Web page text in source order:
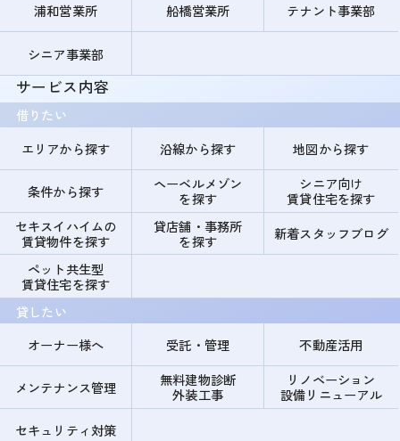
浦和営業所 船橋営業所 テナント事業部
シニア事業部
サービス内容
借りたい
エリアから探す
沿線から探す 地図から探す
条件から探す
ヘーベルメゾン
を探す
シニア向け
賃貸住宅を探す
セキスイハイムの
賃貸物件を探す
貸店舗・事務所
を探す
新着スタッフブログ
ペット共生型
賃貸住宅を探す
貸したい
オーナー様へ
受託・管理 不動産活用
メンテナンス管理
無料建物診断
外装工事
リノベーション
設備リニューアル
セキュリティ対策